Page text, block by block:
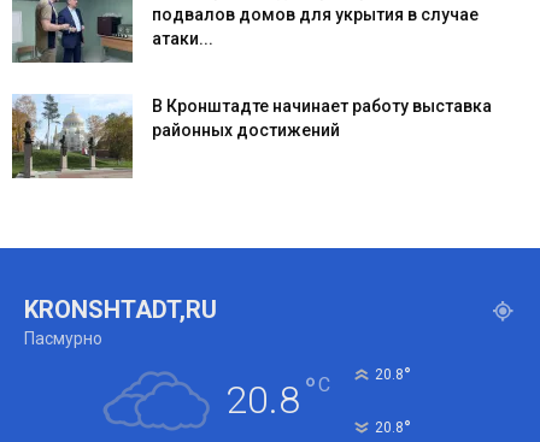
подвалов домов для укрытия в случае
атаки...
В Кронштадте начинает работу выставка
районных достижений
KRONSHTADT,RU
Пасмурно
20.8°C 20.8°
20.8°